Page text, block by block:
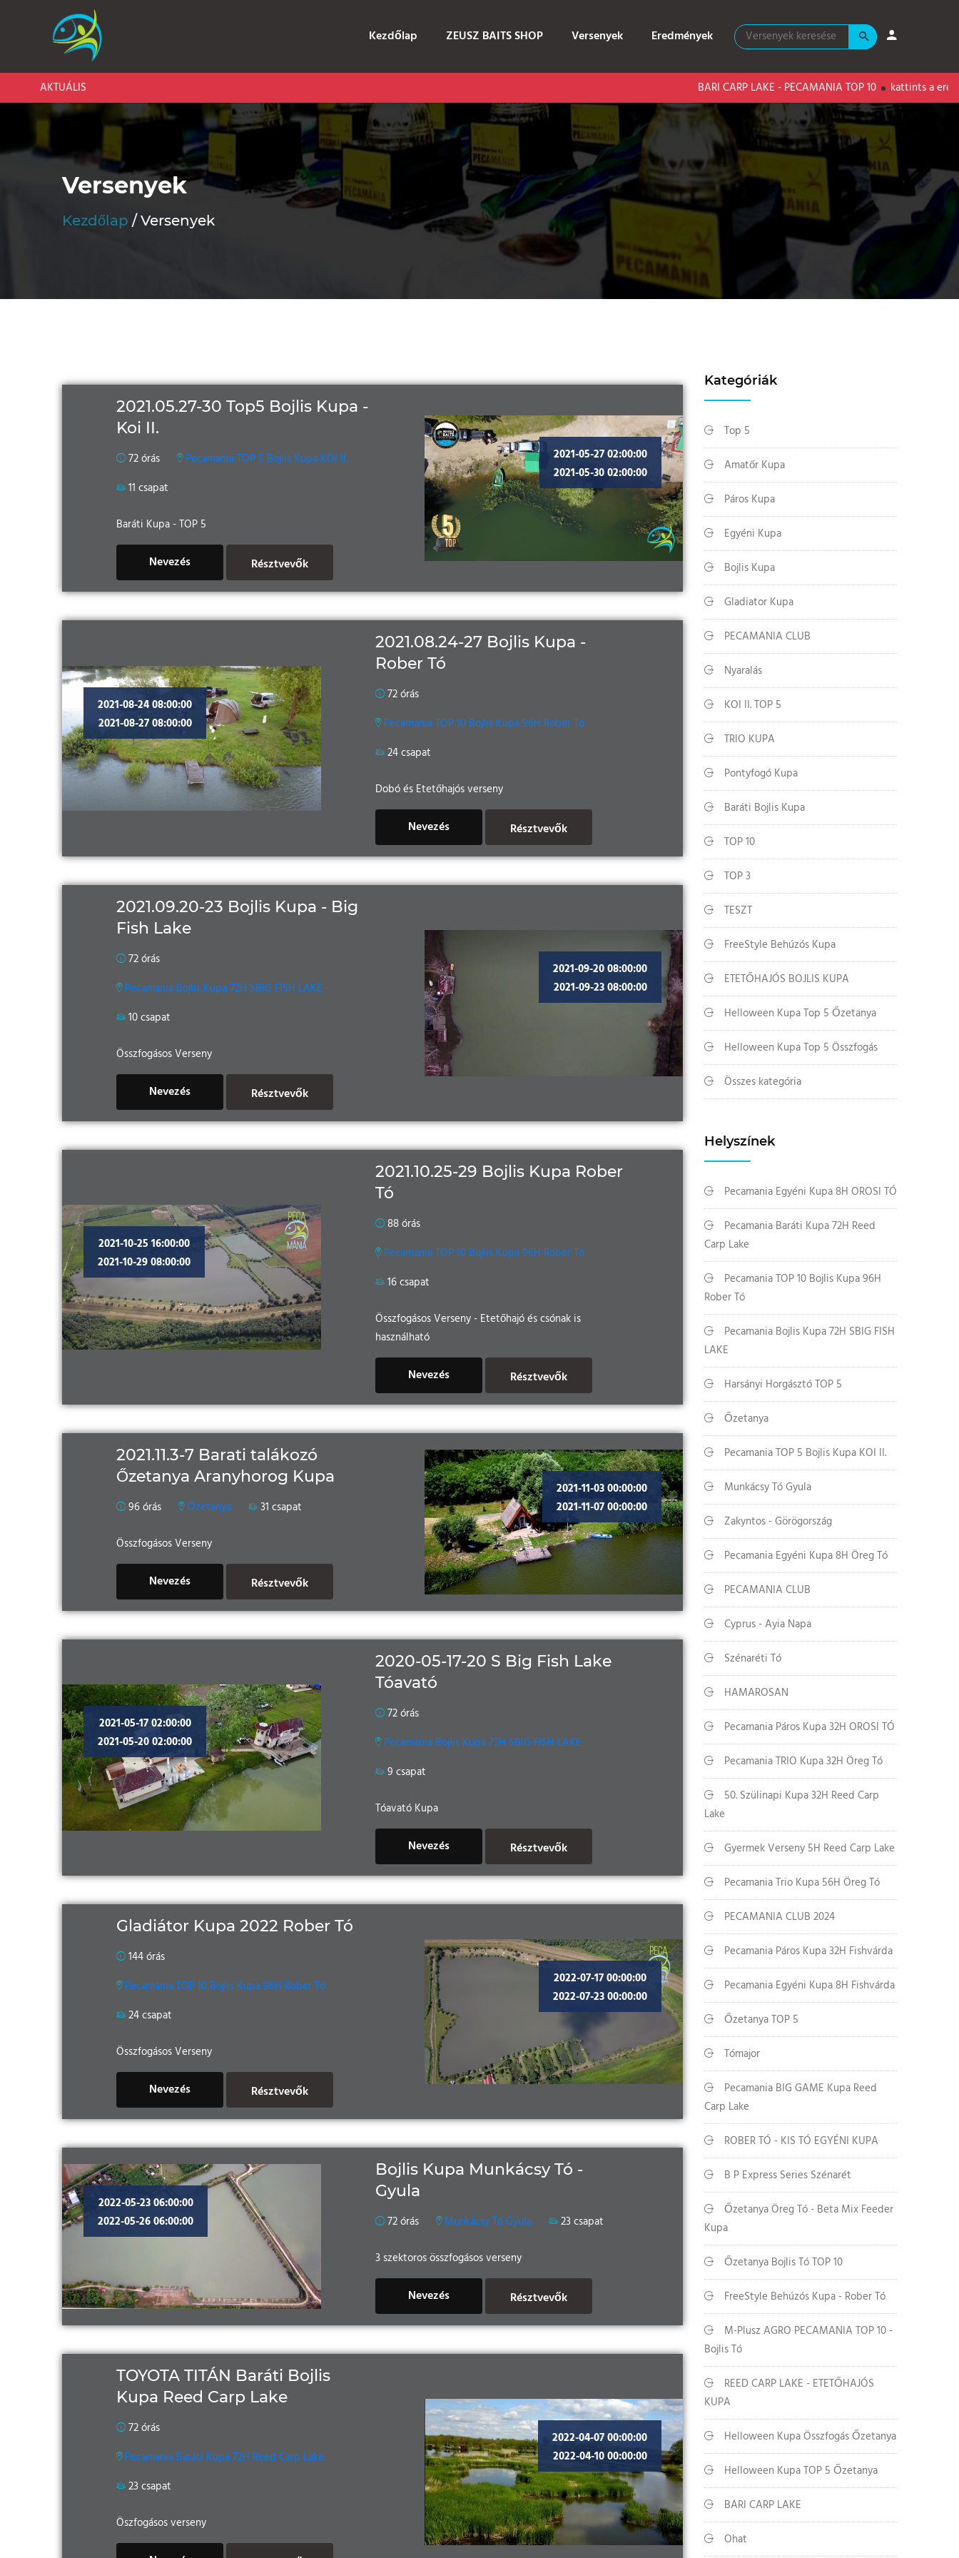
Kezdőlap ZEUSZ BAITS SHOP Versenyek Eredmények
AKTUÁLIS BARI CARP LAKE - PECAMANIA TOP 10 kattints a eredményekért!
Versenyek
Kezdőlap Versenyek
2021.05.27-30 Top5 Bojlis Kupa -
Koi II.
72 órás
Pecamania TOP 5 Bojlis Kupa KOI II.
11 csapat
Baráti Kupa - TOP 5
Nevezés Résztvevők
2021-05-27 02:00:00
2021-05-30 02:00:00
2021-08-24 08:00:00
2021-08-27 08:00:00
2021.08.24-27 Bojlis Kupa -
Rober Tó
72 órás
Pecamania TOP 10 Bojlis Kupa 96H Rober Tó
24 csapat
Dobó és Etetőhajós verseny
Nevezés Résztvevők
2021.09.20-23 Bojlis Kupa - Big
Fish Lake
72 órás
Pecamania Bojlis Kupa 72H SBIG FISH LAKE
10 csapat
Összfogásos Verseny
Nevezés Résztvevők
2021-09-20 08:00:00
2021-09-23 08:00:00
2021-10-25 16:00:00
2021-10-29 08:00:00
2021.10.25-29 Bojlis Kupa Rober
Tó
88 órás
Pecamania TOP 10 Bojlis Kupa 96H Rober Tó
16 csapat
Összfogásos Verseny - Etetőhajó és csónak is
használható
Nevezés Résztvevők
2021.11.3-7 Barati talákozó
Őzetanya Aranyhorog Kupa
96 órás Őzetanya 31 csapat
Összfogásos Verseny
Nevezés Résztvevők
2021-11-03 00:00:00
2021-11-07 00:00:00
2021-05-17 02:00:00
2021-05-20 02:00:00
2020-05-17-20 S Big Fish Lake
Tóavató
72 órás
Pecamania Bojlis Kupa 72H SBIG FISH LAKE
9 csapat
Tóavató Kupa
Nevezés Résztvevők
Gladiátor Kupa 2022 Rober Tó
144 órás
Pecamania TOP 10 Bojlis Kupa 96H Rober Tó
24 csapat
Összfogásos Verseny
Nevezés Résztvevők
2022-07-17 00:00:00
2022-07-23 00:00:00
2022-05-23 06:00:00
2022-05-26 06:00:00
Bojlis Kupa Munkácsy Tó -
Gyula
72 órás Munkácsy Tó Gyula 23 csapat
3 szektoros összfogásos verseny
Nevezés Résztvevők
TOYOTA TITÁN Baráti Bojlis
Kupa Reed Carp Lake
72 órás
Pecamania Baráti Kupa 72H Reed Carp Lake
23 csapat
Öszfogásos verseny
2022-04-07 00:00:00
2022-04-10 00:00:00
Kategóriák
Top 5
Amatőr Kupa
Páros Kupa
Egyéni Kupa
Bojlis Kupa
Gladiator Kupa
PECAMANIA CLUB
Nyaralás
KOI II. TOP 5
TRIO KUPA
Pontyfogó Kupa
Baráti Bojlis Kupa
TOP 10
TOP 3
TESZT
FreeStyle Behúzós Kupa
ETETŐHAJÓS BOJLIS KUPA
Helloween Kupa Top 5 Őzetanya
Helloween Kupa Top 5 Összfogás
Összes kategória
Helyszínek
Pecamania Egyéni Kupa 8H OROSI TÓ
Pecamania Baráti Kupa 72H Reed
Carp Lake
Pecamania TOP 10 Bojlis Kupa 96H
Rober Tó
Pecamania Bojlis Kupa 72H SBIG FISH
LAKE
Harsányi Horgásztó TOP 5
Őzetanya
Pecamania TOP 5 Bojlis Kupa KOI II.
Munkácsy Tó Gyula
Zakyntos - Görögország
Pecamania Egyéni Kupa 8H Öreg Tó
PECAMANIA CLUB
Cyprus - Ayia Napa
Szénaréti Tó
HAMAROSAN
Pecamania Páros Kupa 32H OROSI TÓ
Pecamania TRIO Kupa 32H Öreg Tó
50. Szülinapi Kupa 32H Reed Carp
Lake
Gyermek Verseny 5H Reed Carp Lake
Pecamania Trio Kupa 56H Öreg Tó
PECAMANIA CLUB 2024
Pecamania Páros Kupa 32H Fishvárda
Pecamania Egyéni Kupa 8H Fishvárda
Őzetanya TOP 5
Tómajor
Pecamania BIG GAME Kupa Reed
Carp Lake
ROBER TÓ - KIS TÓ EGYÉNI KUPA
B P Express Series Szénarét
Őzetanya Öreg Tó - Beta Mix Feeder
Kupa
Őzetanya Bojlis Tó TOP 10
FreeStyle Behúzós Kupa - Rober Tó
M-Plusz AGRO PECAMANIA TOP 10 -
Bojlis Tó
REED CARP LAKE - ETETŐHAJÓS
KUPA
Helloween Kupa Összfogás Őzetanya
Helloween Kupa TOP 5 Őzetanya
BARI CARP LAKE
Ohat